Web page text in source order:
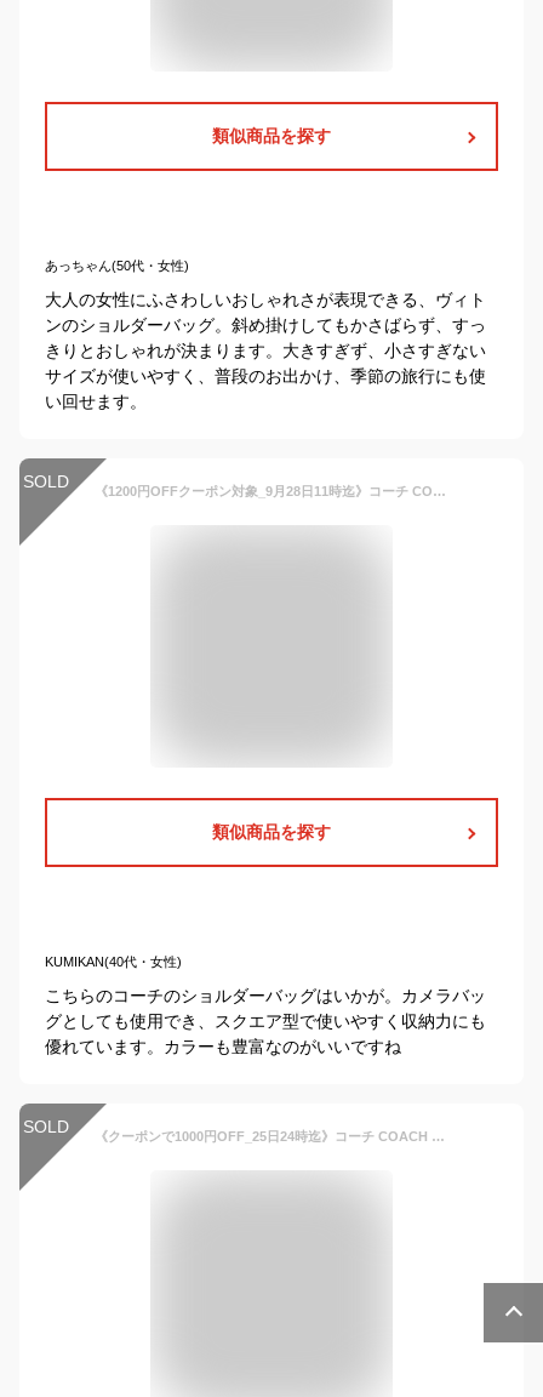
類似商品を探す
あっちゃん(50代・女性)
大人の女性にふさわしいおしゃれさが表現できる、ヴィト
ンのショルダーバッグ。斜め掛けしてもかさばらず、すっ
きりとおしゃれが決まります。大きすぎず、小さすぎない
サイズが使いやすく、普段のお出かけ、季節の旅行にも使
い回せます。
SOLD 《1200円OFFクーポン対象_9月28日11時迄》コーチ COACH レディース ショルダーバッグ シグネチャー カメラバッグ ［ベージュ/ピンク/グリーン］ 68168 | コーチアウトレット コンビニ受取 ブランド
類似商品を探す
KUMIKAN(40代・女性)
こちらのコーチのショルダーバッグはいかが。カメラバッ
グとしても使用でき、スクエア型で使いやすく収納力にも
優れています。カラーも豊富なのがいいですね
SOLD 《クーポンで1000円OFF_25日24時迄》コーチ COACH レディース ミニトートバッグ シグネチャー 2wayショルダーバッグ ［ベージュ/ブラウン/ホワイト］ C4250 | コンビニ受取 ブランド